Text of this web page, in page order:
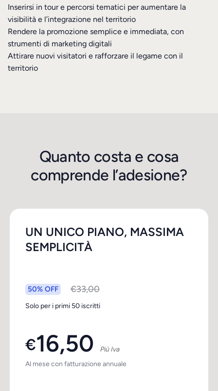
Inserirsi in tour e percorsi tematici per aumentare la
visibilità e l’integrazione nel territorio
Rendere la promozione semplice e immediata, con
strumenti di marketing digitali
Attirare nuovi visitatori e rafforzare il legame con il
territorio
Quanto costa e cosa
comprende l’adesione?
UN UNICO PIANO, MASSIMA
SEMPLICITÀ
50% OFF €33,00
Solo per i primi 50 iscritti
€16,50
Più Iva
Al mese con fatturazione annuale